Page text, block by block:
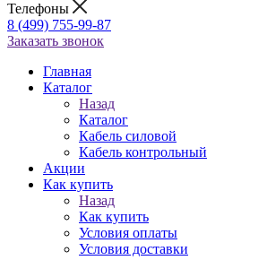
Телефоны
8 (499) 755-99-87
Заказать звонок
Главная
Каталог
Назад
Каталог
Кабель силовой
Кабель контрольный
Акции
Как купить
Назад
Как купить
Условия оплаты
Условия доставки